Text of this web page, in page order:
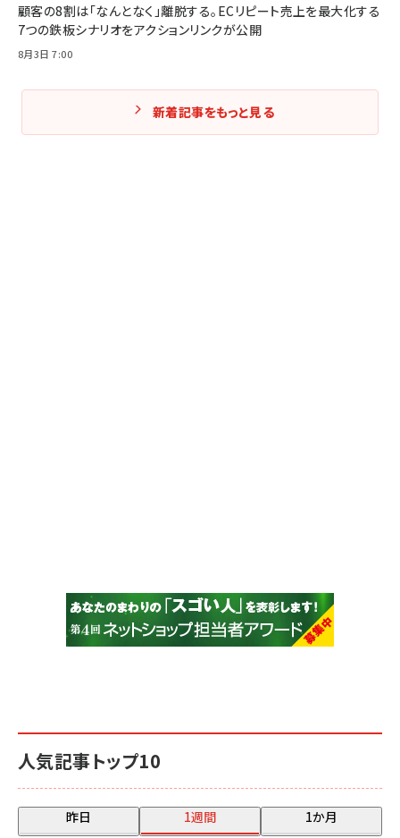
人気記事トップ10
昨日 1週間 1か月
顧客の8割は「なんとなく」離脱する。ECリピート売上を最大化する
7つの鉄板シナリオをアクションリンクが公開
8月3日 7:00
新着記事をもっと見る